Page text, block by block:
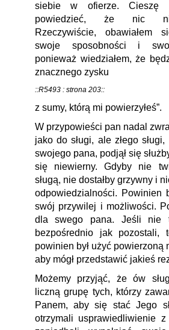
siebie w ofierze. Cieszę
powiedzieć, że nic
Rzeczywiście, obawiałem
swoje sposobności i
ponieważ wiedziałem, że
znacznego zysku
::R5493 : strona 203::
z sumy, którą mi powierzyłeś”.
W przypowieści pan nadal
jako do sługi, ale złego
swojego pana, podjął się
się niewierny. Gdyby nie
sługą, nie dostałby grzywny i
odpowiedzialności. Powinien
swój przywilej i możliwości.
dla swego pana. Jeśli nie
bezpośrednio jak pozostali,
powinien był użyć powierzoną
aby mógł przedstawić jakieś
Możemy przyjąć, że ów
liczną grupę tych, którzy
Panem, aby się stać Jego
otrzymali usprawiedliwienie